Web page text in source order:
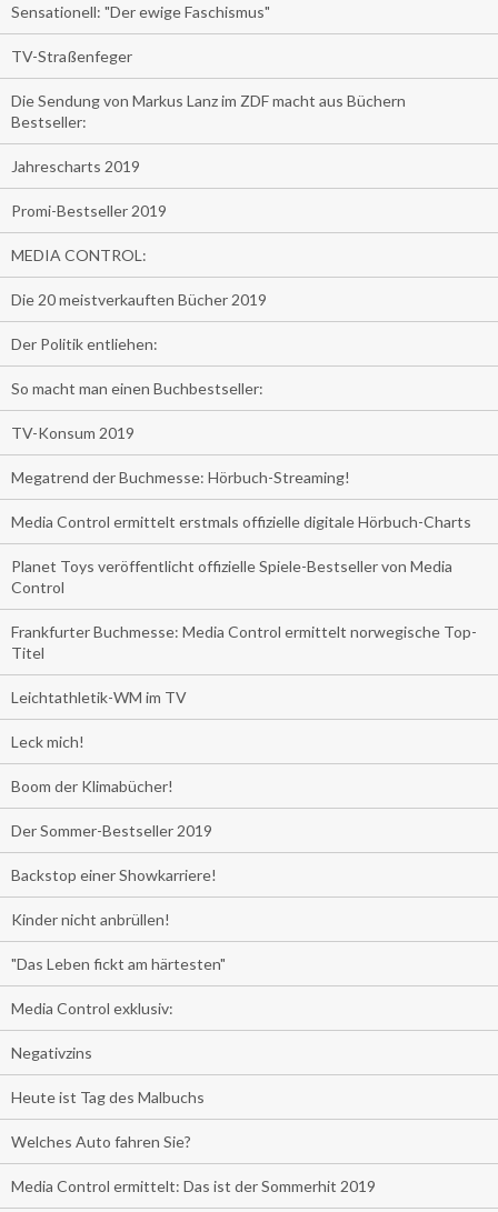
Sensationell: "Der ewige Faschismus"
TV-Straßenfeger
Die Sendung von Markus Lanz im ZDF macht aus Büchern
Bestseller:
Jahrescharts 2019
Promi-Bestseller 2019
MEDIA CONTROL:
Die 20 meistverkauften Bücher 2019
Der Politik entliehen:
So macht man einen Buchbestseller:
TV-Konsum 2019
Megatrend der Buchmesse: Hörbuch-Streaming!
Media Control ermittelt erstmals offizielle digitale Hörbuch-Charts
Planet Toys veröffentlicht offizielle Spiele-Bestseller von Media
Control
Frankfurter Buchmesse: Media Control ermittelt norwegische Top-
Titel
Leichtathletik-WM im TV
Leck mich!
Boom der Klimabücher!
Der Sommer-Bestseller 2019
Backstop einer Showkarriere!
Kinder nicht anbrüllen!
"Das Leben fickt am härtesten"
Media Control exklusiv:
Negativzins
Heute ist Tag des Malbuchs
Welches Auto fahren Sie?
Media Control ermittelt: Das ist der Sommerhit 2019